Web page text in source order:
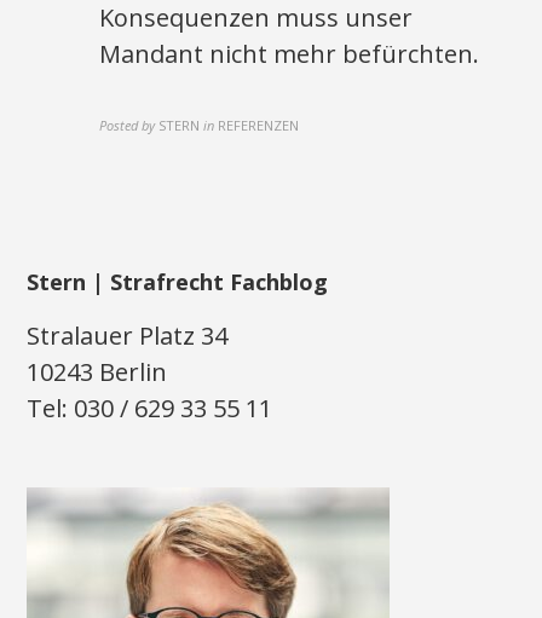
Konsequenzen muss unser
Mandant nicht mehr befürchten.
Posted by STERN in REFERENZEN
Stern | Strafrecht Fachblog
Stralauer Platz 34
10243 Berlin
Tel: 030 / 629 33 55 11